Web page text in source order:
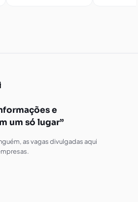
e
um só lugar
as vagas divulgadas aqui